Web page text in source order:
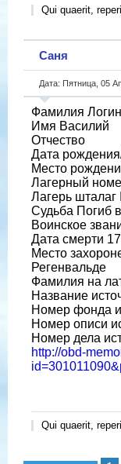
Qui quaerit,
Саня
Дата: Пятница, 05
Фамилия
Имя Василий
Отчество
Дата
Место
Лагерный
Лагерь шталаг
Судьба Погиб
Воинское
Дата смерти
Место
Регенвальде
Фамилия на
Название
Номер фонда
Номер описи
Номер дела
http://obd-
Qui quaerit,